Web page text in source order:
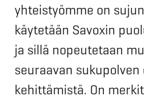
yhteistyömme on
käytetään Savoxin
ja sillä nopeutetaan
seuraavan
kehittämistä. On